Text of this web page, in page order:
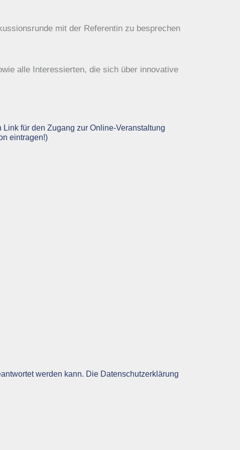
mit der Referentin zu besprechen
alle Interessierten, die sich über innovative
für den Zugang zur Online-Veranstaltung
eintragen!)
werden kann. Die Datenschutzerklärung